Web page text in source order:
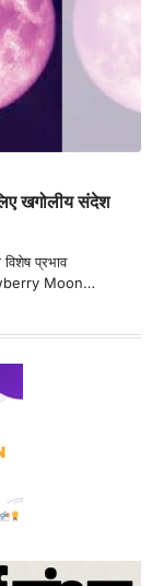
खगोलीय संदेश
प्रभाव
Moon…